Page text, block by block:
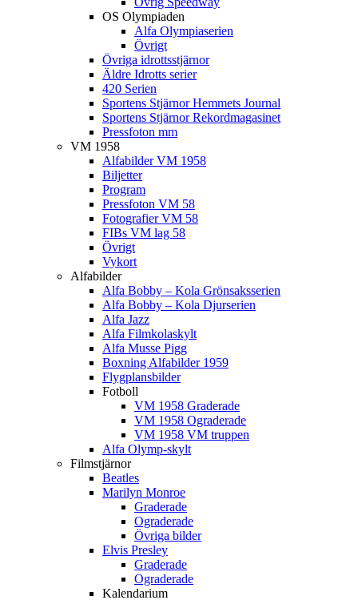
OS Olympiaden
Alfa Olympiaserien
Övrigt
Övriga idrottsstjärnor
Äldre Idrotts serier
420 Serien
Sportens Stjärnor Hemmets Journal
Sportens Stjärnor Rekordmagasinet
Pressfoton mm
VM 1958
Alfabilder VM 1958
Biljetter
Program
Pressfoton VM 58
Fotografier VM 58
FIBs VM lag 58
Övrigt
Vykort
Alfabilder
Alfa Bobby – Kola Grönsaksserien
Alfa Bobby – Kola Djurserien
Alfa Jazz
Alfa Filmkolaskylt
Alfa Musse Pigg
Boxning Alfabilder 1959
Flygplansbilder
Fotboll
VM 1958 Graderade
VM 1958 Ograderade
VM 1958 VM truppen
Alfa Olymp-skylt
Filmstjärnor
Beatles
Marilyn Monroe
Graderade
Ograderade
Övriga bilder
Elvis Presley
Graderade
Ograderade
Kalendarium